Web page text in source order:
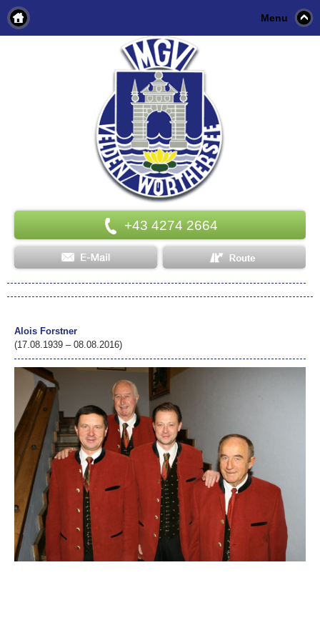
Menu
+43 4274 2664
Alois Forstner
(17.08.1939 – 08.08.2016)